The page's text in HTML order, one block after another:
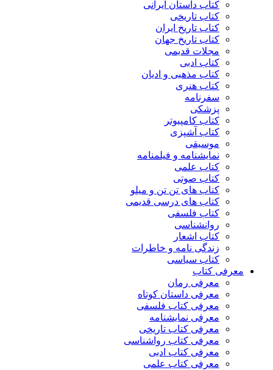
کتاب داستان ایرانی
کتاب تاریخی
کتاب تاریخ ایران
کتاب تاریخ جهان
مجلات قدیمی
کتاب ادبی
کتاب مذهبی و ادیان
کتاب هنری
سفرنامه
پزشکی
کتاب کامپیوتر
کتاب آشپزی
موسیقی
نمایشنامه و فیلمنامه
کتاب علمی
کتاب صوتی
کتاب های تن تن و میلو
کتاب های درسی قدیمی
کتاب فلسفی
روانشناسی
کتاب اشعار
زندگی نامه و خاطرات
کتاب سیاسی
معرفی کتاب
معرفی رمان
معرفی داستان کوتاه
معرفی کتاب فلسفی
معرفی نمایشنامه
معرفی کتاب تاریخی
معرفی کتاب رواشناسی
معرفی کتاب ادبی
معرفی کتاب علمی